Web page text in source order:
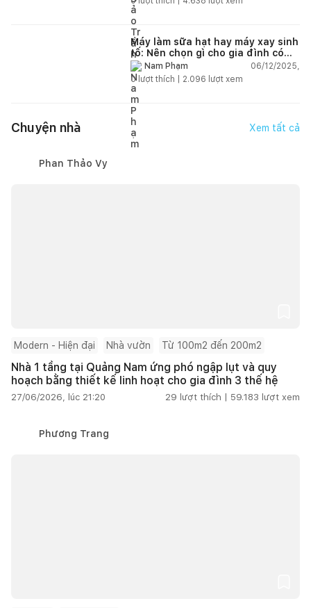
Máy làm sữa hạt hay máy xay sinh
tố: Nên chọn gì cho gia đình có
trẻ nhỏ (2–4 người)?
Nam Phạm
06/12/2025,
0lượt thích | 2.096 lượt xem
Chuyện nhà Xem tất cả
Phan Thảo Vy
Modern - Hiện đại Nhà vườn Từ 100m2 đến 200m2
Nhà 1 tầng tại Quảng Nam ứng phó ngập lụt và quy
hoạch bằng thiết kế linh hoạt cho gia đình 3 thế hệ
27/06/2026, lúc 21:20 29 lượt thích | 59.183 lượt xem
Phương Trang